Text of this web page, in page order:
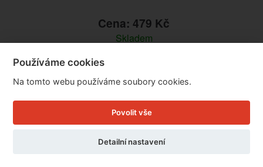
Cena: 479 Kč
Skladem
Detail
Používáme cookies
Na tomto webu používáme soubory cookies.
Povolit vše
Detailní nastavení